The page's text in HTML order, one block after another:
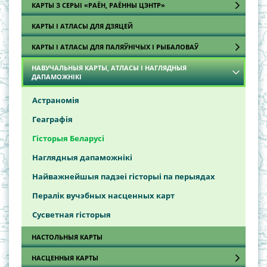
Аўтадарожныя і турысцкiя карты
Палiтычныя карты
Турысцкія атласы Рэспублікі Беларусь
Турысцкія карты Рэспублікі Беларусь
КАРТЫ З СЕРЫІ «РАЁН, РАЁННЫ ЦЭНТР»
Брэсцкая вобласць
Віцебская вобласць
Гомельская вобласць
Гродзенская вобласць
Магілёўская вобласць
Мінская вобласць
КАРТЫ І АТЛАСЫ ДЛЯ ДЗЯЦЕЙ
КАРТЫ І АТЛАСЫ ДЛЯ ПАЛЯЎНІЧЫХ І РЫБАЛОВАЎ
Атласы паляўнічага і рыбалова
Карты
НАВУЧАЛЬНЫЯ КАРТЫ, АТЛАСЫ І НАГЛЯДНЫЯ
ДАПАМОЖНІКІ
Астраномія
Геаграфія
Гісторыя Беларусі
Наглядныя дапаможнікі
Найважнейшыя падзеі гісторыі па перыядах
Пералік вучэбных насценных карт
Сусветная гісторыя
НАСТОЛЬНЫЯ КАРТЫ
НАСЦЕННЫЯ КАРТЫ